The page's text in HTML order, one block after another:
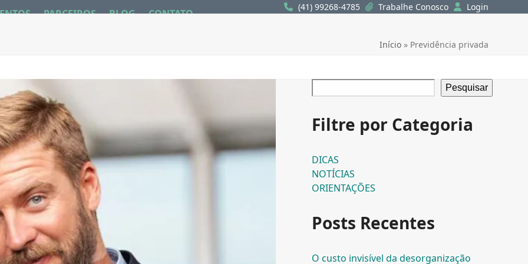
(41) 99268-4785 Trabalhe Conosco Login
PARCEIROS BLOG CONTATO
Início» Previdência privada
Pesquisar
Filtre por Categoria
DICAS
NOTÍCIAS
ORIENTAÇÕES
Posts Recentes
O custo invisível da desorganização